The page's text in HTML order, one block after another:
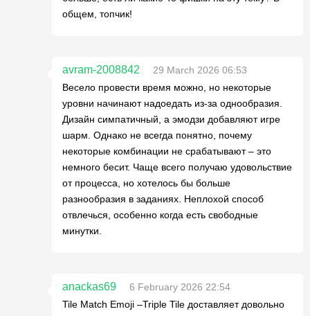
общем, топчик!
avram-2008842
29 March 2026 06:53
Весело провести время можно, но некоторые
уровни начинают надоедать из-за однообразия.
Дизайн симпатичный, а эмодзи добавляют игре
шарм. Однако не всегда понятно, почему
некоторые комбинации не срабатывают – это
немного бесит. Чаще всего получаю удовольствие
от процесса, но хотелось бы больше
разнообразия в заданиях. Неплохой способ
отвлечься, особенно когда есть свободные
минутки.
anackas69
6 February 2026 22:54
Tile Match Emoji –Triple Tile доставляет довольно